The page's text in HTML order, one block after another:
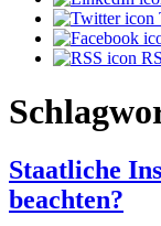
Staatliche
beachten?